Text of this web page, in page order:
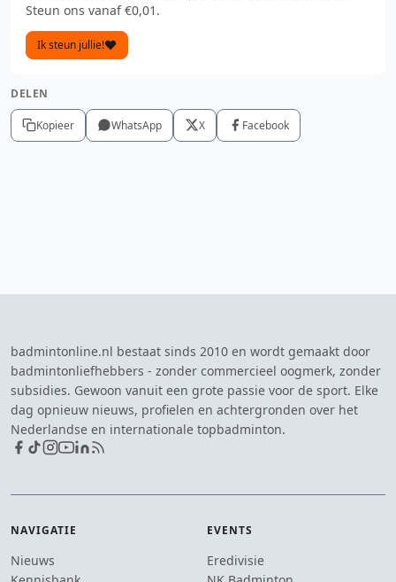
Steun ons vanaf €0,01.
Ik steun jullie!
DELEN
Kopieer WhatsApp X Facebook
badmintonline.nl bestaat sinds 2010 en wordt gemaakt door
badmintonliefhebbers - zonder commercieel oogmerk, zonder
subsidies. Gewoon vanuit een grote passie voor de sport. Elke
dag opnieuw nieuws, profielen en achtergronden over het
Nederlandse en internationale topbadminton.
NAVIGATIE
Nieuws
EVENTS
Eredivisie